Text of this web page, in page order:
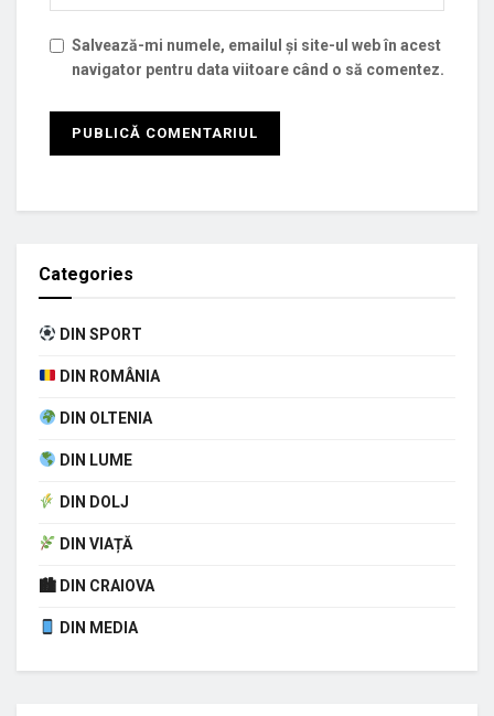
Salvează-mi numele, emailul și site-ul web în acest
navigator pentru data viitoare când o să comentez.
Categories
DIN SPORT
DIN ROMÂNIA
DIN OLTENIA
DIN LUME
DIN DOLJ
DIN VIAȚĂ
🏙 DIN CRAIOVA
DIN MEDIA